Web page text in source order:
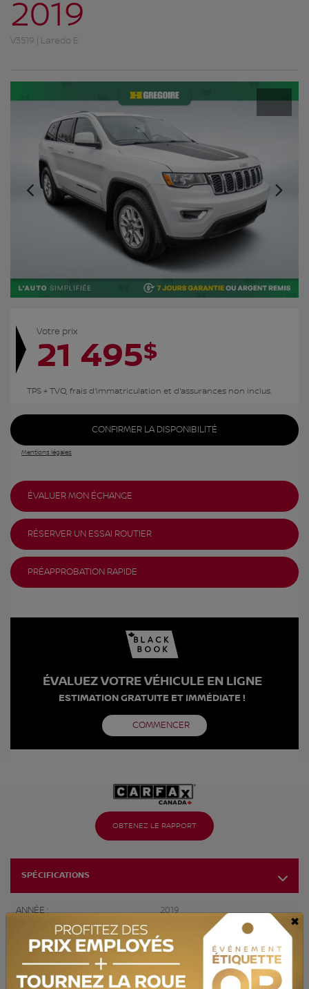
2019
V3519 | Laredo E
OBTENEZ LE RAPPORT
SPÉCIFICATIONS
ANNÉE : 2019
ODOMÈTRE:
Automatique
MOTRICITÉ : 4x4
Votre prix
21 495$
TPS + TVQ, frais d'immatriculation et d'assurances non inclus.
CONFIRMER LA DISPONIBILITÉ
Mentions légales
ÉVALUER MON ÉCHANGE
RÉSERVER UN ESSAI ROUTIER
PRÉAPPROBATION RAPIDE
ÉVALUEZ VOTRE VÉHICULE EN LIGNE
ESTIMATION GRATUITE ET IMMÉDIATE !
COMMENCER
×